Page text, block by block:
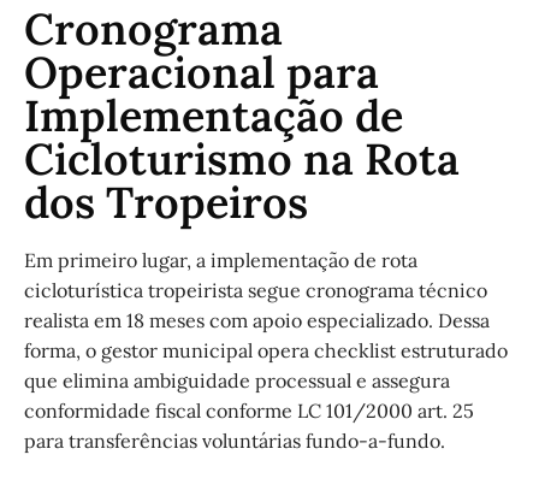
Cronograma
Operacional para
Implementação de
Cicloturismo na Rota
dos Tropeiros
Em primeiro lugar, a implementação de rota
cicloturística tropeirista segue cronograma técnico
realista em 18 meses com apoio especializado. Dessa
forma, o gestor municipal opera checklist estruturado
que elimina ambiguidade processual e assegura
conformidade fiscal conforme LC 101/2000 art. 25
para transferências voluntárias fundo-a-fundo.